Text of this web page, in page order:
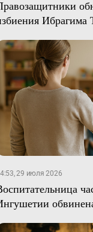
Ибрагима
29 июля 2026